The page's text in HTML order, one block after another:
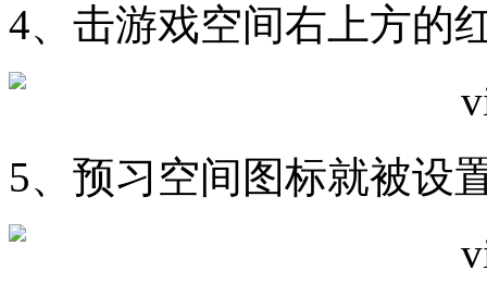
4、击游戏空间右上方的
5、预习空间图标就被设